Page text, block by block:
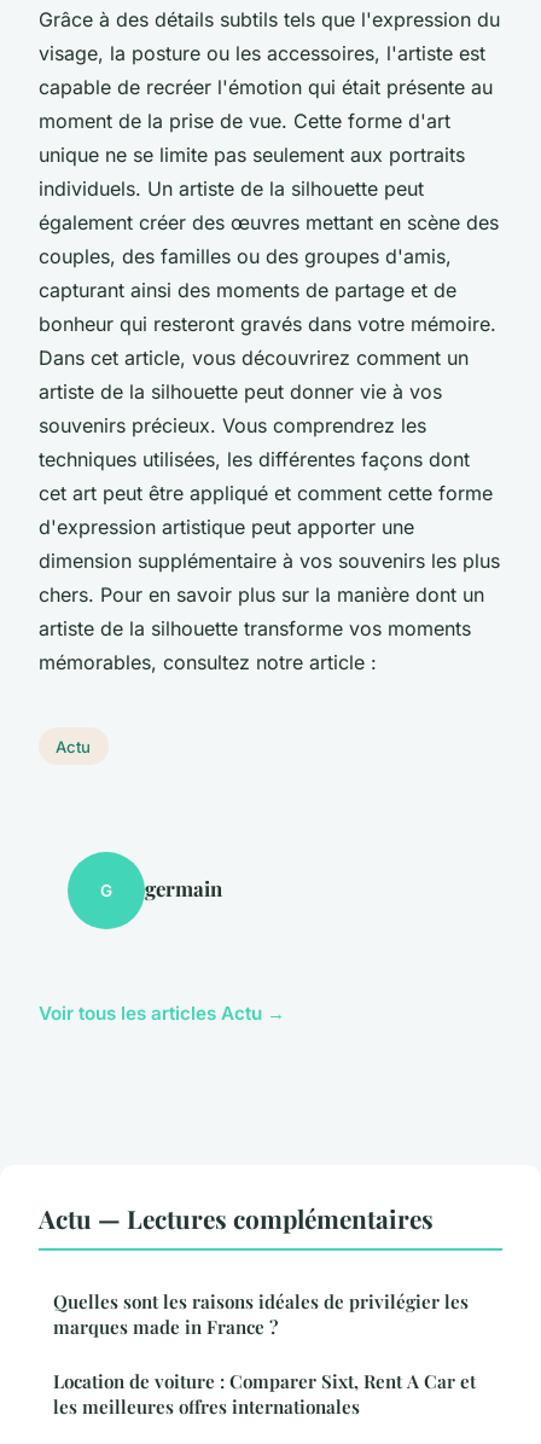
Grâce à des détails subtils tels que l'expression du
visage, la posture ou les accessoires, l'artiste est
capable de recréer l'émotion qui était présente au
moment de la prise de vue. Cette forme d'art
unique ne se limite pas seulement aux portraits
individuels. Un artiste de la silhouette peut
également créer des œuvres mettant en scène des
couples, des familles ou des groupes d'amis,
capturant ainsi des moments de partage et de
bonheur qui resteront gravés dans votre mémoire.
Dans cet article, vous découvrirez comment un
artiste de la silhouette peut donner vie à vos
souvenirs précieux. Vous comprendrez les
techniques utilisées, les différentes façons dont
cet art peut être appliqué et comment cette forme
d'expression artistique peut apporter une
dimension supplémentaire à vos souvenirs les plus
chers. Pour en savoir plus sur la manière dont un
artiste de la silhouette transforme vos moments
mémorables, consultez notre article :
Actu
G germain
Voir tous les articles Actu →
Actu — Lectures complémentaires
Quelles sont les raisons idéales de privilégier les
marques made in France ?
Location de voiture : Comparer Sixt, Rent A Car et
les meilleures offres internationales